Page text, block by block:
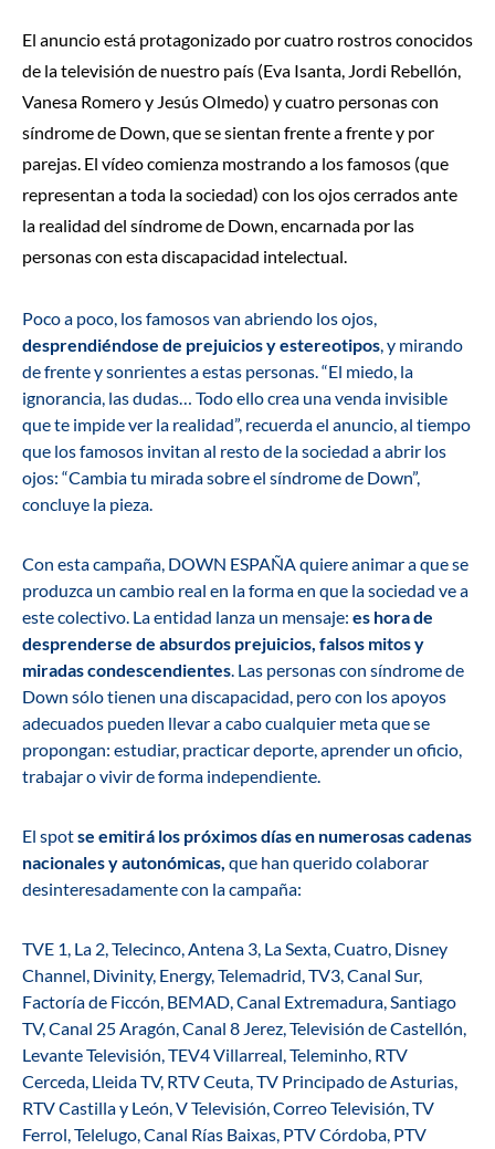
El anuncio está protagonizado por cuatro rostros conocidos
de la televisión de nuestro país (Eva Isanta, Jordi Rebellón,
Vanesa Romero y Jesús Olmedo) y cuatro personas con
síndrome de Down, que se sientan frente a frente y por
parejas. El vídeo comienza mostrando a los famosos (que
representan a toda la sociedad) con los ojos cerrados ante
la realidad del síndrome de Down, encarnada por las
personas con esta discapacidad intelectual.
Poco a poco, los famosos van abriendo los ojos,
desprendiéndose de prejuicios y estereotipos, y mirando
de frente y sonrientes a estas personas. “El miedo, la
ignorancia, las dudas… Todo ello crea una venda invisible
que te impide ver la realidad”, recuerda el anuncio, al tiempo
que los famosos invitan al resto de la sociedad a abrir los
ojos: “Cambia tu mirada sobre el síndrome de Down”,
concluye la pieza.
Con esta campaña, DOWN ESPAÑA quiere animar a que se
produzca un cambio real en la forma en que la sociedad ve a
este colectivo. La entidad lanza un mensaje: es hora de
desprenderse de absurdos prejuicios, falsos mitos y
miradas condescendientes. Las personas con síndrome de
Down sólo tienen una discapacidad, pero con los apoyos
adecuados pueden llevar a cabo cualquier meta que se
propongan: estudiar, practicar deporte, aprender un oficio,
trabajar o vivir de forma independiente.
El spotse emitirá los próximos días en numerosas cadenas
nacionales y autonómicas, que han querido colaborar
desinteresadamente con la campaña:
TVE 1, La 2, Telecinco, Antena 3, La Sexta, Cuatro, Disney
Channel, Divinity, Energy, Telemadrid, TV3, Canal Sur,
Factoría de Ficcón, BEMAD, Canal Extremadura, Santiago
TV, Canal 25 Aragón, Canal 8 Jerez, Televisión de Castellón,
Levante Televisión, TEV4 Villarreal, Teleminho, RTV
Cerceda, Lleida TV, RTV Ceuta, TV Principado de Asturias,
RTV Castilla y León, V Televisión, Correo Televisión, TV
Ferrol, Telelugo, Canal Rías Baixas, PTV Córdoba, PTV